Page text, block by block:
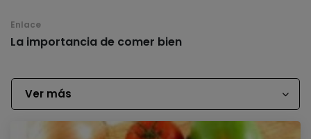
Enlace
La importancia de comer bien
Ver más